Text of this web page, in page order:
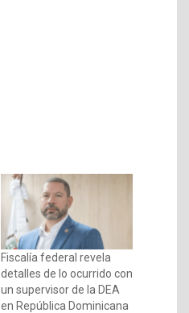
Fiscalía federal revela
detalles de lo ocurrido con
un supervisor de la DEA
en República Dominicana